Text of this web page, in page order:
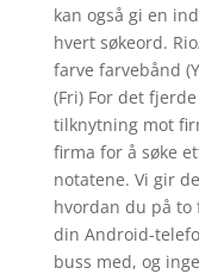
kan også gi en
hvert søkeord.
farve farvebånd
(Fri) For det
tilknytning mot
firma for å søke
notatene. Vi gir
hvordan du på to
din Android-
buss med, og